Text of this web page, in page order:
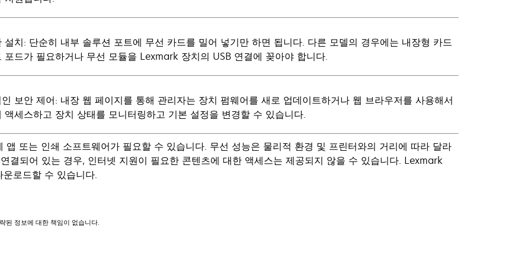
설치: 단순히 내부 솔루션 포트에 무선 카드를 밀어 넣기만 하면 됩니다. 다른 모델의 경우에는 내장형 카드
포드가 필요하거나 무선 모듈을 Lexmark 장치의 USB 연결에 꽂아야 합니다.
보안 제어: 내장 웹 페이지를 통해 관리자는 장치 펌웨어를 새로 업데이트하거나 웹 브라우저를 사용해서
액세스하고 장치 상태를 모니터링하고 기본 설정을 변경할 수 있습니다.
또는 인쇄 소프트웨어가 필요할 수 있습니다. 무선 성능은 물리적 환경 및 프린터와의 거리에 따라 달라
결되어 있는 경우, 인터넷 지원이 필요한 콘텐츠에 대한 액세스는 제공되지 않을 수 있습니다. Lexmark
로드할 수 있습니다.
된 정보에 대한 책임이 없습니다.